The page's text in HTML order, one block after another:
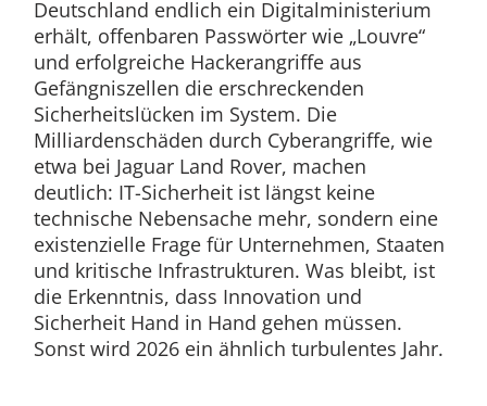
Deutschland endlich ein Digitalministerium
erhält, offenbaren Passwörter wie „Louvre“
und erfolgreiche Hackerangriffe aus
Gefängniszellen die erschreckenden
Sicherheitslücken im System. Die
Milliardenschäden durch Cyberangriffe, wie
etwa bei Jaguar Land Rover, machen
deutlich: IT-Sicherheit ist längst keine
technische Nebensache mehr, sondern eine
existenzielle Frage für Unternehmen, Staaten
und kritische Infrastrukturen. Was bleibt, ist
die Erkenntnis, dass Innovation und
Sicherheit Hand in Hand gehen müssen.
Sonst wird 2026 ein ähnlich turbulentes Jahr.